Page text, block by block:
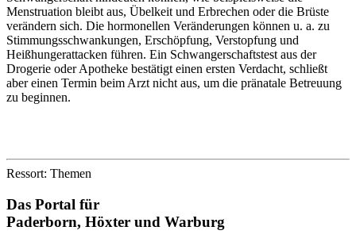
Menstruation bleibt aus, Übelkeit und Erbrechen oder die Brüste
verändern sich. Die hormonellen Veränderungen können u. a. zu
Stimmungsschwankungen, Erschöpfung, Verstopfung und
Heißhungerattacken führen. Ein Schwangerschaftstest aus der
Drogerie oder Apotheke bestätigt einen ersten Verdacht, schließt
aber einen Termin beim Arzt nicht aus, um die pränatale Betreuung
zu beginnen.
Ressort: Themen
Das Portal für
Paderborn, Höxter und Warburg